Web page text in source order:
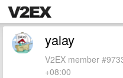
yalay
V2EX member
+08:00